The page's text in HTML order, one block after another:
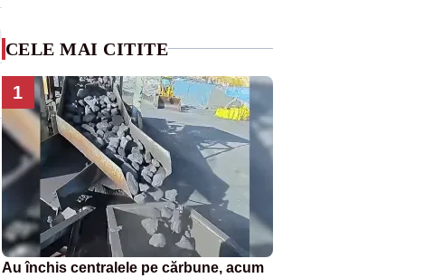
CELE MAI CITITE
1
Au închis centralele pe cărbune, acum